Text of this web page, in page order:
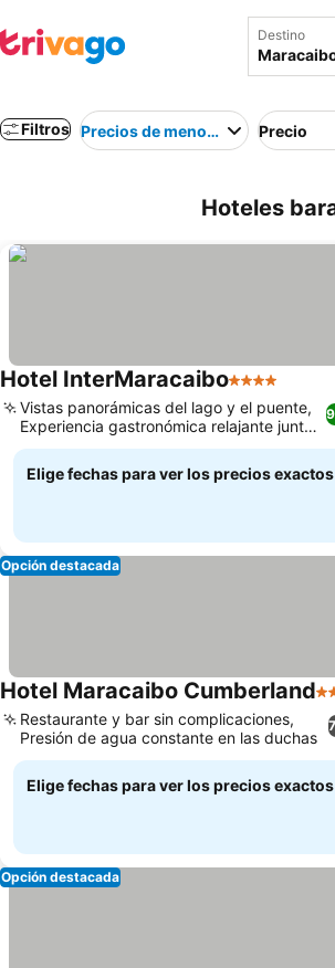
Destino
Filtros Precios de menor a mayorPrecio
Hoteles
Hotel InterMaracaibo4 Estrellas
Vistas panorámicas del lago y el puente,
Experiencia gastronómica relajante junto
a la piscina
Elige fechas para ver los precios exactos
Opción destacada
Hotel Maracaibo Cumberland3
Restaurante y bar sin complicaciones,
Presión de agua constante en las duchas
Elige fechas para ver los precios exactos
Opción destacada